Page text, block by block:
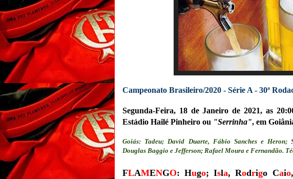
Campeonato Brasileiro/2020 - Série A - 30ª
Segunda-Feira, 18 de Janeiro de 2021, as
Estádio Hailé Pinheiro ou "Serrinha", em
Goiás: Tadeu; David Duarte, Fábio Sanches e Heron;
Douglas Baggio e Jefferson; Rafael Moura e Fernandão.
FLAMENGO: Hugo; Isla, Rodrigo Caio